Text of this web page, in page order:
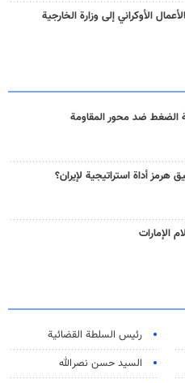
الأوكراني إلى وزارة الخارجية
الضغط ضد محور المقاومة
أداة استراتيجية لإيران؟
الإمارات
رئیس السلطة القضائیة
السيد حسن نصرالله